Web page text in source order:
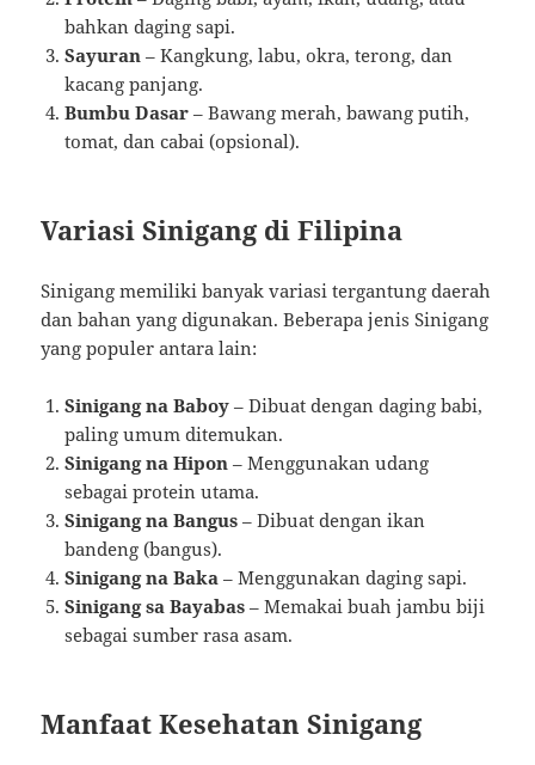
bahkan daging sapi.
Sayuran – Kangkung, labu, okra, terong, dan
kacang panjang.
Bumbu Dasar – Bawang merah, bawang putih,
tomat, dan cabai (opsional).
Variasi Sinigang di Filipina
Sinigang memiliki banyak variasi tergantung daerah
dan bahan yang digunakan. Beberapa jenis Sinigang
yang populer antara lain:
Sinigang na Baboy – Dibuat dengan daging babi,
paling umum ditemukan.
Sinigang na Hipon – Menggunakan udang
sebagai protein utama.
Sinigang na Bangus – Dibuat dengan ikan
bandeng (bangus).
Sinigang na Baka – Menggunakan daging sapi.
Sinigang sa Bayabas – Memakai buah jambu biji
sebagai sumber rasa asam.
Manfaat Kesehatan Sinigang